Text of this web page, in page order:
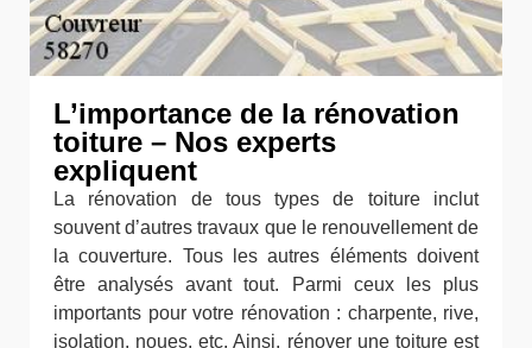
L’importance de la rénovation
toiture – Nos experts
expliquent
La rénovation de tous types de toiture inclut
souvent d’autres travaux que le renouvellement de
la couverture. Tous les autres éléments doivent
être analysés avant tout. Parmi ceux les plus
importants pour votre rénovation : charpente, rive,
isolation, noues, etc. Ainsi, rénover une toiture est